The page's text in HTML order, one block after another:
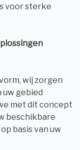
voor sterke
wij zorgen
gebied
met dit concept
beschikbare
basis van uw